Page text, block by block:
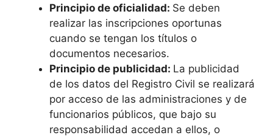
Principio de oficialidad: Se deben
realizar las inscripciones oportunas
cuando se tengan los títulos o
documentos necesarios.
Principio de publicidad: La publicidad
de los datos del Registro Civil se realizará
por acceso de las administraciones y de
funcionarios públicos, que bajo su
responsabilidad accedan a ellos, o